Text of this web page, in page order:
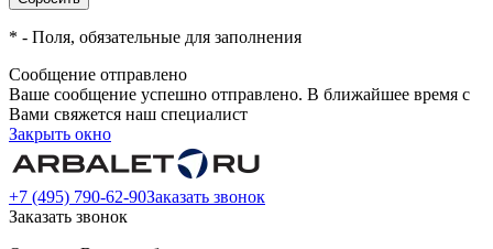
* - Поля, обязательные для заполнения
Сообщение отправлено
Ваше сообщение успешно отправлено. В ближайшее время с
Вами свяжется наш специалист
Закрыть окно
+7 (495) 790-62-90Заказать звонок
Заказать звонок